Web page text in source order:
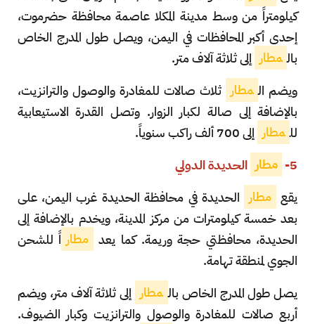
كيلومتراً من وسط مدينة المكلا عاصمة محافظة حضرموت،
إحدى أكبر المحافظات في اليمن، ويصل طول المدرج الخاص
بال مطار إلى ثلاثة آلاف متر.
ويضم ال مطار ثلاث صالات للمغادرة والوصول والترانزيت،
بالإضافة إلى صالة لكبار الزوار. وتصل القدرة الاستيعابية
لل مطار إلى 700 ألف راكب سنوياً.
5-
مطار الحديدة الدولي
يقع مطار الحديدة في محافظة الحديدة غرب اليمن، على
بعد خمسة كيلومترات من مركز المدينة، ويخدم بالإضافة إلى
الحديدة، محافظتي حجة وريمة. كما يعد مطار اً للشحن
الجوي لمنطقة تهامة.
يصل طول المدرج الخاص بال مطار إلى ثلاثة آلاف متر، ويضم
أربع صالات للمغادرة والوصول والترانزيت وكبار الضيوف.